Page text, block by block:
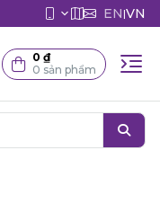
EN|VN
0 ₫
0 sản phẩm